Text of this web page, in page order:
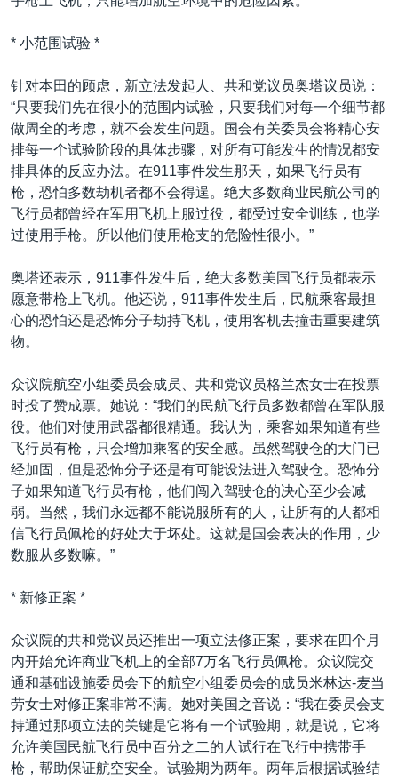
* 小范围试验 *
针对本田的顾虑，新立法发起人、共和党议员奥塔议员说：
“只要我们先在很小的范围内试验，只要我们对每一个细节都
做周全的考虑，就不会发生问题。国会有关委员会将精心安
排每一个试验阶段的具体步骤，对所有可能发生的情况都安
排具体的反应办法。在911事件发生那天，如果飞行员有
枪，恐怕多数劫机者都不会得逞。绝大多数商业民航公司的
飞行员都曾经在军用飞机上服过役，都受过安全训练，也学
过使用手枪。所以他们使用枪支的危险性很小。”
奥塔还表示，911事件发生后，绝大多数美国飞行员都表示
愿意带枪上飞机。他还说，911事件发生后，民航乘客最担
心的恐怕还是恐怖分子劫持飞机，使用客机去撞击重要建筑
物。
众议院航空小组委员会成员、共和党议员格兰杰女士在投票
时投了赞成票。她说：“我们的民航飞行员多数都曾在军队服
役。他们对使用武器都很精通。我认为，乘客如果知道有些
飞行员有枪，只会增加乘客的安全感。虽然驾驶仓的大门已
经加固，但是恐怖分子还是有可能设法进入驾驶仓。恐怖分
子如果知道飞行员有枪，他们闯入驾驶仓的决心至少会减
弱。当然，我们永远都不能说服所有的人，让所有的人都相
信飞行员佩枪的好处大于坏处。这就是国会表决的作用，少
数服从多数嘛。”
* 新修正案 *
众议院的共和党议员还推出一项立法修正案，要求在四个月
内开始允许商业飞机上的全部7万名飞行员佩枪。众议院交
通和基础设施委员会下的航空小组委员会的成员米林达-麦当
劳女士对修正案非常不满。她对美国之音说：“我在委员会支
持通过那项立法的关键是它将有一个试验期，就是说，它将
允许美国民航飞行员中百分之二的人试行在飞行中携带手
枪，帮助保证航空安全。试验期为两年。两年后根据试验结